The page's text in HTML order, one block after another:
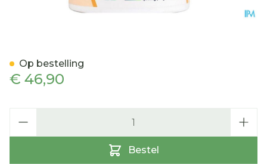
€ 46,90
Bestel
Op bestelling